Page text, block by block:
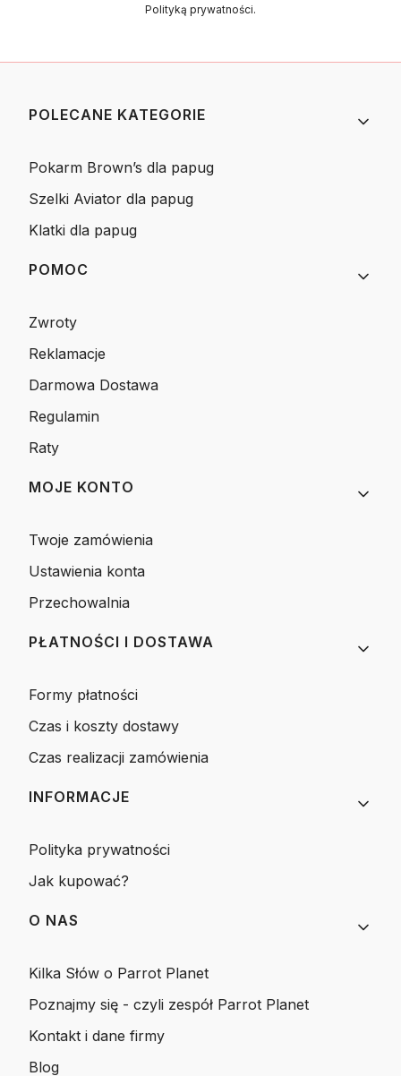
Polityką prywatności.
Linki w stopce
POLECANE KATEGORIE
Pokarm Brown’s dla papug
Szelki Aviator dla papug
Klatki dla papug
POMOC
Zwroty
Reklamacje
Darmowa Dostawa
Regulamin
Raty
MOJE KONTO
Twoje zamówienia
Ustawienia konta
Przechowalnia
PŁATNOŚCI I DOSTAWA
Formy płatności
Czas i koszty dostawy
Czas realizacji zamówienia
INFORMACJE
Polityka prywatności
Jak kupować?
O NAS
Kilka Słów o Parrot Planet
Poznajmy się - czyli zespół Parrot Planet
Kontakt i dane firmy
Blog